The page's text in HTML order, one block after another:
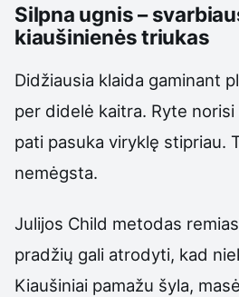
Silpna ugnis –
kiaušinienės triukas
Didžiausia klaida gaminant
per didelė kaitra. Ryte
pati pasuka viryklę stipriau.
nemėgsta.
Julijos Child metodas
pradžių gali atrodyti, kad
Kiaušiniai pamažu šyla,